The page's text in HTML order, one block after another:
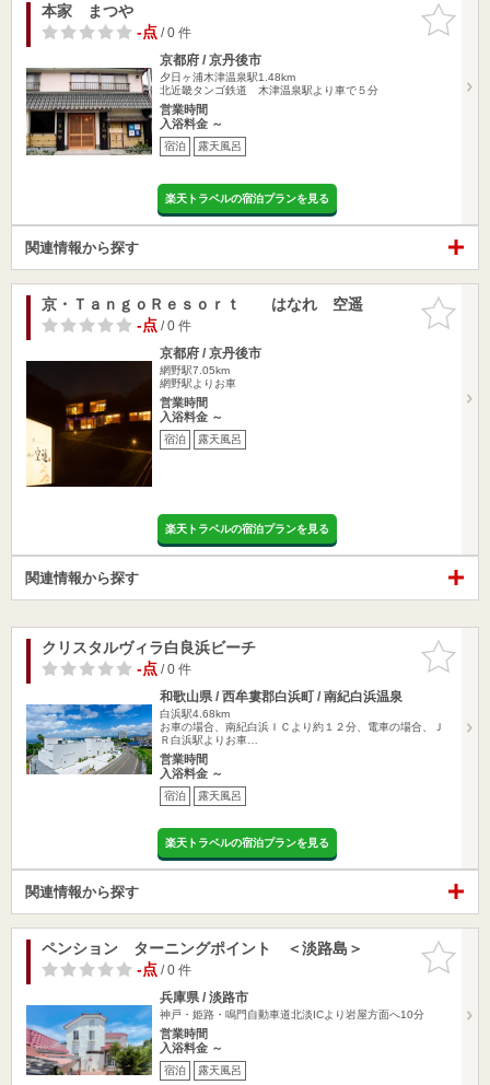
お気に入
りに追加
本家 まつや
-点/ 0 件
京都府 / 京丹後市
夕日ヶ浦木津温泉駅1.48km
北近畿タンゴ鉄道 木津温泉駅より車で５分
営業時間
入浴料金 ～
宿泊 露天風呂
楽天トラベルの宿泊プランを見る
関連情報から探す
お気に入
りに追加
京・ＴａｎｇｏＲｅｓｏｒｔ はなれ 空遥
-点/ 0 件
京都府 / 京丹後市
網野駅7.05km
網野駅よりお車
営業時間
入浴料金 ～
宿泊 露天風呂
楽天トラベルの宿泊プランを見る
関連情報から探す
お気に入
りに追加
クリスタルヴィラ白良浜ビーチ
-点/ 0 件
和歌山県 / 西牟婁郡白浜町 / 南紀白浜温泉
白浜駅4.68km
お車の場合、南紀白浜ＩＣより約１２分、電車の場合、Ｊ
Ｒ白浜駅よりお車…
営業時間
入浴料金 ～
宿泊 露天風呂
楽天トラベルの宿泊プランを見る
関連情報から探す
お気に入
りに追加
ペンション ターニングポイント ＜淡路島＞
-点/ 0 件
兵庫県 / 淡路市
神戸・姫路・鳴門自動車道北淡ICより岩屋方面へ10分
営業時間
入浴料金 ～
宿泊 露天風呂